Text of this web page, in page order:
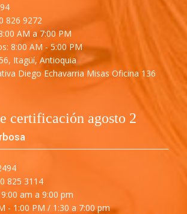
826 9272
AM a 7:00 PM
8:00 AM - 5:00 PM
Itagüí, Antioquia
Diego Echavarria Misas Oficina 136
certificación agosto 2
825 3114
am a 9:00 pm
- 1:00 PM / 1:30 a 7:00 pm